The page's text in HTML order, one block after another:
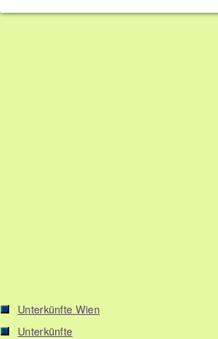
Unterkünfte Wien
Unterkünfte